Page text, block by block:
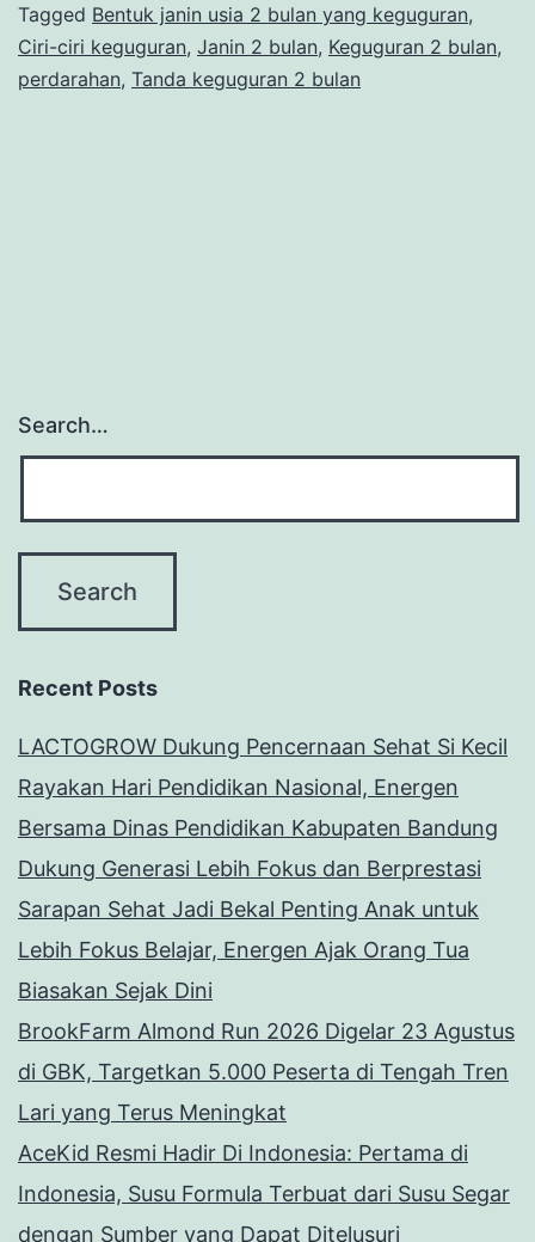
Usia
2
Bulan
Tagged Bentuk janin usia 2 bulan yang keguguran,
Ciri-ciri keguguran, Janin 2 bulan, Keguguran 2 bulan,
perdarahan, Tanda keguguran 2 bulan
Search…
Recent Posts
LACTOGROW Dukung Pencernaan Sehat Si Kecil
Rayakan Hari Pendidikan Nasional, Energen
Bersama Dinas Pendidikan Kabupaten Bandung
Dukung Generasi Lebih Fokus dan Berprestasi
Sarapan Sehat Jadi Bekal Penting Anak untuk
Lebih Fokus Belajar, Energen Ajak Orang Tua
Biasakan Sejak Dini
BrookFarm Almond Run 2026 Digelar 23 Agustus
di GBK, Targetkan 5.000 Peserta di Tengah Tren
Lari yang Terus Meningkat
AceKid Resmi Hadir Di Indonesia: Pertama di
Indonesia, Susu Formula Terbuat dari Susu Segar
dengan Sumber yang Dapat Ditelusuri